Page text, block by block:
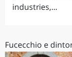
industries,...
Fucecchio e